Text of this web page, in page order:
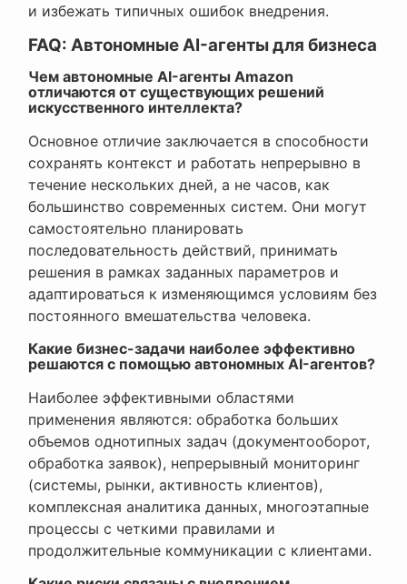
и избежать типичных ошибок внедрения.
FAQ: Автономные AI-агенты для бизнеса
Чем автономные AI-агенты Amazon
отличаются от существующих решений
искусственного интеллекта?
Основное отличие заключается в способности
сохранять контекст и работать непрерывно в
течение нескольких дней, а не часов, как
большинство современных систем. Они могут
самостоятельно планировать
последовательность действий, принимать
решения в рамках заданных параметров и
адаптироваться к изменяющимся условиям без
постоянного вмешательства человека.
Какие бизнес-задачи наиболее эффективно
решаются с помощью автономных AI-агентов?
Наиболее эффективными областями
применения являются: обработка больших
объемов однотипных задач (документооборот,
обработка заявок), непрерывный мониторинг
(системы, рынки, активность клиентов),
комплексная аналитика данных, многоэтапные
процессы с четкими правилами и
продолжительные коммуникации с клиентами.